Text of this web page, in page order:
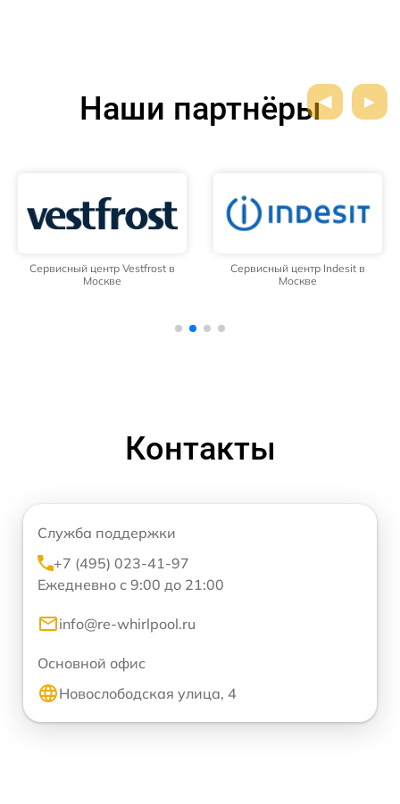
Наши партнёры
Сервисный центр Vestfrost в
Москве
Сервисный центр Indesit в
Москве
Контакты
Служба поддержки
+7 (495) 023-41-97
Ежедневно с 9:00 до 21:00
info@re-whirlpool.ru
Основной офис
Новослободская улица, 4